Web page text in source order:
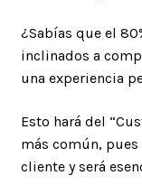
¿Sabías que el
inclinados a
una experiencia
Esto hará del
más común,
cliente y será